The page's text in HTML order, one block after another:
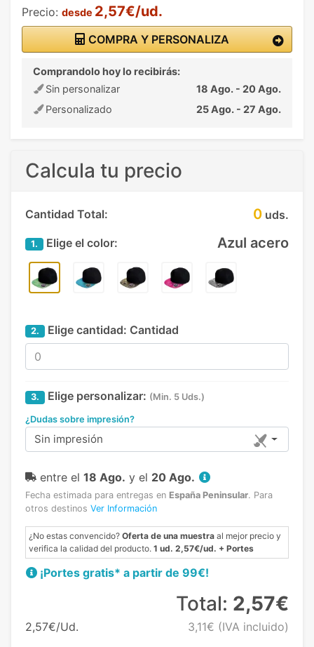
Precio: desde 2,57€/ud.
COMPRA Y PERSONALIZA
Comprandolo hoy lo recibirás:
Sin personalizar
18 Ago. - 20 Ago.
Personalizado
25 Ago. - 27 Ago.
Calcula tu precio
Cantidad Total: 0 uds.
1. Elige el color: Azul acero
2. Elige cantidad: Cantidad
3. Elige personalizar: (Min. 5 Uds.)
¿Dudas sobre impresión?
Sin impresión
entre el 18 Ago. y el 20 Ago.
Fecha estimada para entregas en España Peninsular. Para
otros destinos Ver Información
¿No estas convencido? Oferta de una muestra al mejor precio y
verifica la calidad del producto. 1 ud. 2,57€/ud. + Portes
¡Portes gratis* a partir de 99€!
2,57€/Ud.
Total: 2,57€
3,11€ (IVA incluido)